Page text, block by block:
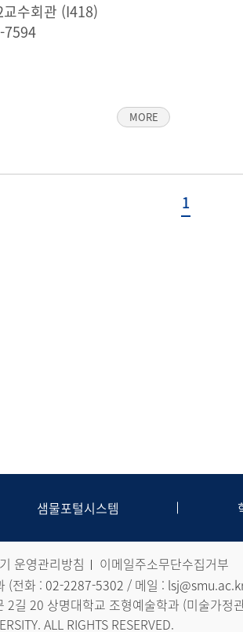
수회관 (I418)
7594
MORE
1
샘물포털시스템
운영관리방침
이메일주소무단수집거부
(전화 : 02-2287-5302 / 메일 :
길 20 상명대학교 조형예술학과 (미술가정
ALL RIGHTS RESERVED.